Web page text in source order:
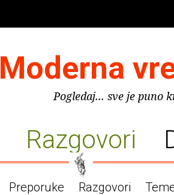
Moderna
Pogledaj... sve je puno
Razgovori
Preporuke Razgovori